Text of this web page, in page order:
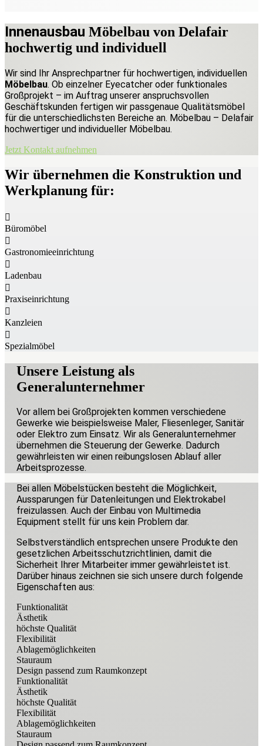
Innenausbau Möbelbau von Delafair
hochwertig und individuell
Wir sind Ihr Ansprechpartner für hochwertigen, individuellen
Möbelbau. Ob einzelner Eyecatcher oder funktionales
Großprojekt – im Auftrag unserer anspruchsvollen
Geschäftskunden fertigen wir passgenaue Qualitätsmöbel
für die unterschiedlichsten Bereiche an. Möbelbau – Delafair
hochwertiger und individueller Möbelbau.
Jetzt Kontakt aufnehmen
Wir übernehmen die Konstruktion und
Werkplanung für:
Büromöbel
Gastronomieeinrichtung
Ladenbau
Praxiseinrichtung
Kanzleien
Spezialmöbel
Unsere Leistung als
Generalunternehmer
Vor allem bei Großprojekten kommen verschiedene
Gewerke wie beispielsweise Maler, Fliesenleger, Sanitär
oder Elektro zum Einsatz. Wir als Generalunternehmer
übernehmen die Steuerung der Gewerke. Dadurch
gewährleisten wir einen reibungslosen Ablauf aller
Arbeitsprozesse.
Bei allen Möbelstücken besteht die Möglichkeit,
Aussparungen für Datenleitungen und Elektrokabel
freizulassen. Auch der Einbau von Multimedia
Equipment stellt für uns kein Problem dar.
Selbstverständlich entsprechen unsere Produkte den
gesetzlichen Arbeitsschutzrichtlinien, damit die
Sicherheit Ihrer Mitarbeiter immer gewährleistet ist.
Darüber hinaus zeichnen sie sich unsere durch folgende
Eigenschaften aus:
Funktionalität
Ästhetik
höchste Qualität
Flexibilität
Ablagemöglichkeiten
Stauraum
Design passend zum Raumkonzept
Funktionalität
Ästhetik
höchste Qualität
Flexibilität
Ablagemöglichkeiten
Stauraum